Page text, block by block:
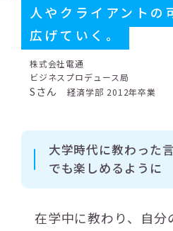
人やクライアントの
広げていく。
株式会社電通
ビジネスプロデュース局
Sさん経済学部 2012年卒業
大学時代に教わった
でも楽しめるように
在学中に教わり、自分